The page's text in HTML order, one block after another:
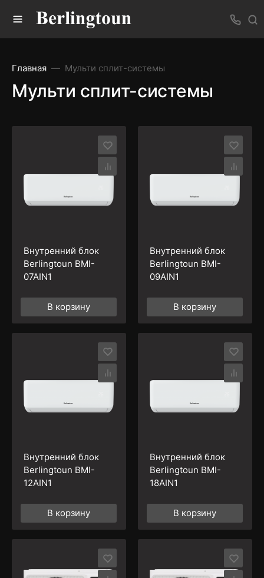
Главная Мульти сплит-системы
Мульти сплит-системы
Внутренний блок
Berlingtoun BМI-
07AIN1
В корзину
Внутренний блок
Berlingtoun BМI-
09AIN1
В корзину
Внутренний блок
Berlingtoun BМI-
12AIN1
В корзину
Внутренний блок
Berlingtoun BМI-
18AIN1
В корзину